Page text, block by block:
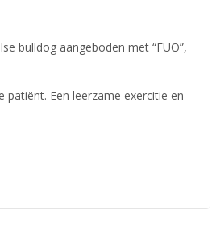
bulldog aangeboden met “FUO”,
Een leerzame exercitie en